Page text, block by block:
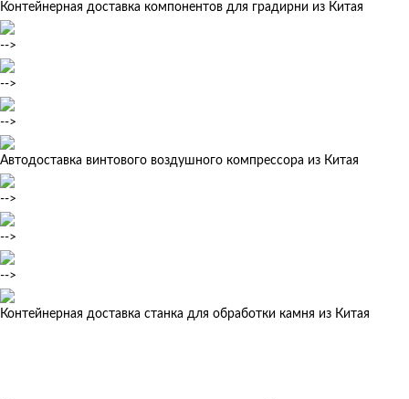
Контейнерная доставка компонентов для градирни из Китая
-->
-->
-->
Автодоставка винтового воздушного компрессора из Китая
-->
-->
-->
Контейнерная доставка станка для обработки камня из Китая